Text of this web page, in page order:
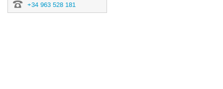
+34 963 528 181